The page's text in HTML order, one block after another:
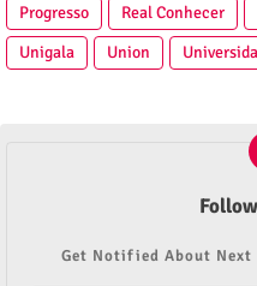
Progresso
Real Conhecer
Unigala
Union
Get Notified About